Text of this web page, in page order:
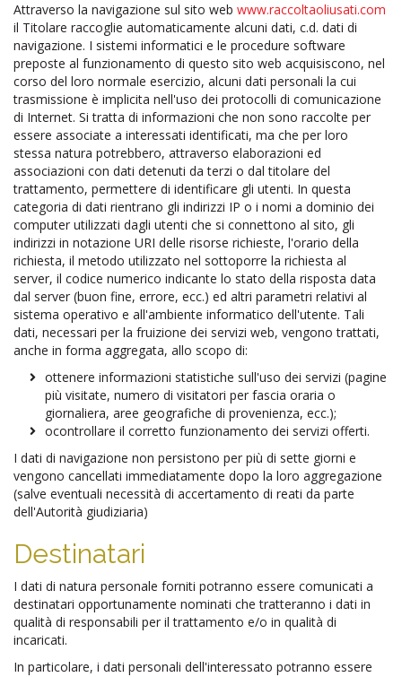
Attraverso la navigazione sul sito web www.raccoltaoliusati.com
il Titolare raccoglie automaticamente alcuni dati, c.d. dati di
navigazione. I sistemi informatici e le procedure software
preposte al funzionamento di questo sito web acquisiscono, nel
corso del loro normale esercizio, alcuni dati personali la cui
trasmissione è implicita nell'uso dei protocolli di comunicazione
di Internet. Si tratta di informazioni che non sono raccolte per
essere associate a interessati identificati, ma che per loro
stessa natura potrebbero, attraverso elaborazioni ed
associazioni con dati detenuti da terzi o dal titolare del
trattamento, permettere di identificare gli utenti. In questa
categoria di dati rientrano gli indirizzi IP o i nomi a dominio dei
computer utilizzati dagli utenti che si connettono al sito, gli
indirizzi in notazione URI delle risorse richieste, l'orario della
richiesta, il metodo utilizzato nel sottoporre la richiesta al
server, il codice numerico indicante lo stato della risposta data
dal server (buon fine, errore, ecc.) ed altri parametri relativi al
sistema operativo e all'ambiente informatico dell'utente. Tali
dati, necessari per la fruizione dei servizi web, vengono trattati,
anche in forma aggregata, allo scopo di:
ottenere informazioni statistiche sull'uso dei servizi (pagine
più visitate, numero di visitatori per fascia oraria o
giornaliera, aree geografiche di provenienza, ecc.);
ocontrollare il corretto funzionamento dei servizi offerti.
I dati di navigazione non persistono per più di sette giorni e
vengono cancellati immediatamente dopo la loro aggregazione
(salve eventuali necessità di accertamento di reati da parte
dell'Autorità giudiziaria)
Destinatari
I dati di natura personale forniti potranno essere comunicati a
destinatari opportunamente nominati che tratteranno i dati in
qualità di responsabili per il trattamento e/o in qualità di
incaricati.
In particolare, i dati personali dell'interessato potranno essere